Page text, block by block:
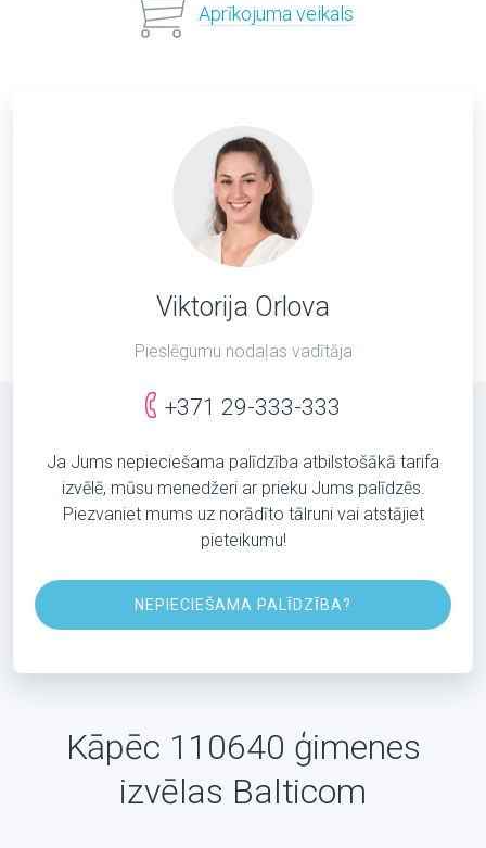
Aprīkojuma veikals
Viktorija Orlova
Pieslēgumu nodaļas vadītāja
+371 29-333-333
Ja Jums nepieciešama palīdzība atbilstošākā tarifa
izvēlē, mūsu menedžeri ar prieku Jums palīdzēs.
Piezvaniet mums uz norādīto tālruni vai atstājiet
pieteikumu!
NEPIECIEŠAMA PALĪDZĪBA?
Kāpēc 110640 ģimenes
izvēlas Balticom